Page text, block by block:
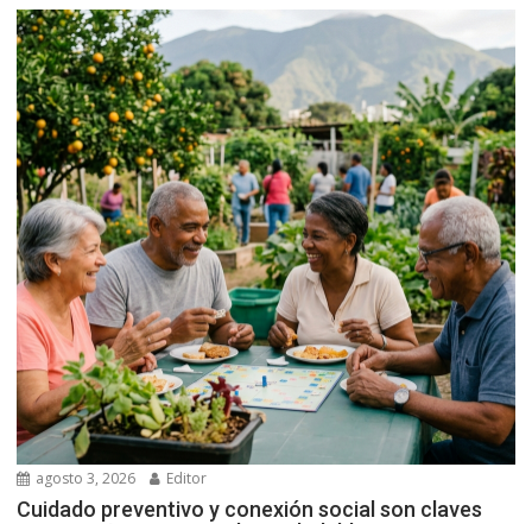
agosto 3, 2026 Editor
Cuidado preventivo y conexión social son claves